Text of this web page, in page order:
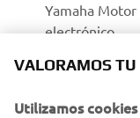
Yamaha
electrónico.
Estoy de
VALORAMOS
Utilizamos